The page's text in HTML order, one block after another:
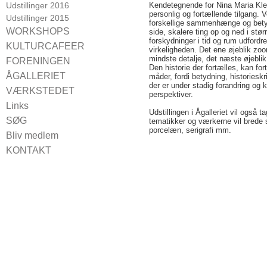
Udstillinger 2016
Udstillinger 2015
WORKSHOPS
CROQUIS
KULTURCAFEER
Kulturcaféer 2024
Kulturcaféer 2021
Kulturcaféer 2019
Kulturcaféer 2018
Kulturcaféer 2017
Kulturcaféer 2016
FORENINGEN
Bestyrelsen 2024
Vedtægter
Vagterne
ÅGALLERIET
For udstillere
VÆRKSTEDET
Booking
Links
SØG
Bliv medlem
KONTAKT
Kendetegnende for Nina Maria
personlig og fortællende tilgang.
forskellige sammenhænge og
side, skalere ting op og ned i
forskydninger i tid og rum
virkeligheden. Det ene øjeblik
mindste detalje, det næste
Den historie der fortælles, kan
måder, fordi betydning,
der er under stadig forandring og
perspektiver.
Udstillingen i Ågalleriet vil også
tematikker og værkerne vil brede
porcelæn, serigrafi mm.